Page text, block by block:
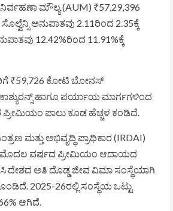
ಮೌಲ್ಯ (AUM) ₹57,29,396
ಅನುಪಾತವು 2.11ರಿಂದ 2.35ಕ್ಕೆ
12.42%ರಿಂದ 11.91%ಕ್ಕೆ
₹59,726 ಕೋಟಿ ಬೋನಸ್
ಹಾಗೂ ಪರ್ಯಾಯ ಮಾರ್ಗಗಳಿಂದ
ಪಾಲು ಕೂಡ ಹೆಚ್ಚಳ ಕಂಡಿದೆ.
ಮತ್ತು ಅಭಿವೃದ್ಧಿ ಪ್ರಾಧಿಕಾರ (IRDAI)
ಮೊದಲ ವರ್ಷದ ಪ್ರೀಮಿಯಂ ಆದಾಯದ
ಅತಿ ದೊಡ್ಡ ಜೀವ ವಿಮಾ ಸಂಸ್ಥೆಯಾಗಿ
2025-26ರಲ್ಲಿ ಸಂಸ್ಥೆಯ ಒಟ್ಟು
ಆಗಿದೆ.